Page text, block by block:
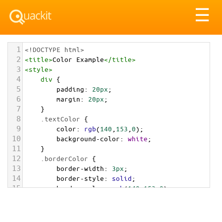
☰
1 <!DOCTYPE html>
2 <title>Color Example</title>
3 <style>
4 div {
5 padding: 20px;
6 margin: 20px;
7 }
8 .textColor {
9 color: rgb(140 153 0);
10 background-color: white;
11 }
12 .borderColor {
13 border-width: 3px;
14 border-style: solid;
15 border-color: rgb(140,153,0);